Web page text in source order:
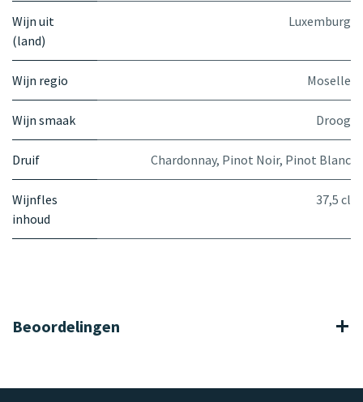
Wijn uit
(land)
Luxemburg
Wijn regio Moselle
Wijn smaak Droog
Druif Chardonnay, Pinot Noir, Pinot Blanc
Wijnfles
inhoud
37,5 cl
Beoordelingen